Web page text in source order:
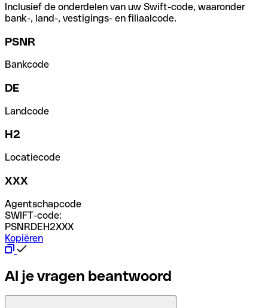
Inclusief de onderdelen van uw Swift-code, waaronder
bank-, land-, vestigings- en filiaalcode.
PSNR
Bankcode
DE
Landcode
H2
Locatiecode
XXX
Agentschapcode
SWIFT-code:
PSNRDEH2XXX
Kopiëren
Al je vragen beantwoord